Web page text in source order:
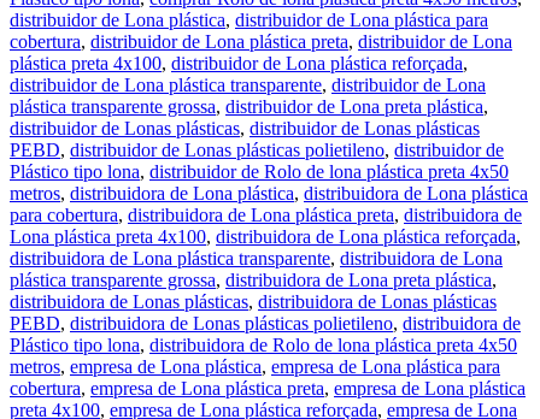
distribuidor de Lona plástica, distribuidor de Lona plástica para
cobertura, distribuidor de Lona plástica preta, distribuidor de Lona
plástica preta 4x100, distribuidor de Lona plástica reforçada,
distribuidor de Lona plástica transparente, distribuidor de Lona
plástica transparente grossa, distribuidor de Lona preta plástica,
distribuidor de Lonas plásticas, distribuidor de Lonas plásticas
PEBD, distribuidor de Lonas plásticas polietileno, distribuidor de
Plástico tipo lona, distribuidor de Rolo de lona plástica preta 4x50
metros, distribuidora de Lona plástica, distribuidora de Lona plástica
para cobertura, distribuidora de Lona plástica preta, distribuidora de
Lona plástica preta 4x100, distribuidora de Lona plástica reforçada,
distribuidora de Lona plástica transparente, distribuidora de Lona
plástica transparente grossa, distribuidora de Lona preta plástica,
distribuidora de Lonas plásticas, distribuidora de Lonas plásticas
PEBD, distribuidora de Lonas plásticas polietileno, distribuidora de
Plástico tipo lona, distribuidora de Rolo de lona plástica preta 4x50
metros, empresa de Lona plástica, empresa de Lona plástica para
cobertura, empresa de Lona plástica preta, empresa de Lona plástica
preta 4x100, empresa de Lona plástica reforçada, empresa de Lona